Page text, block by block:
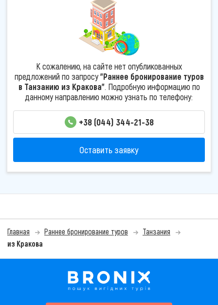
К сожалению, на сайте нет опубликованных
предложений по запросу"Раннее бронирование туров
в Танзанию из Кракова". Подробную информацию по
данному направлению можно узнать по телефону:
+38 (044) 344-21-38
Оставить заявку
Главная Раннее бронирование туров
Танзания
из Кракова